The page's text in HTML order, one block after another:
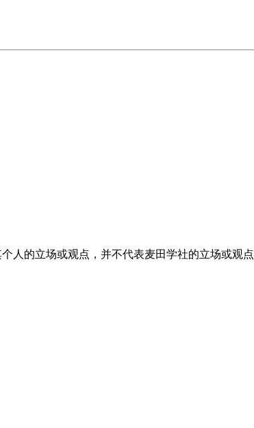
人的立场或观点，并不代表麦田学社的立场或观